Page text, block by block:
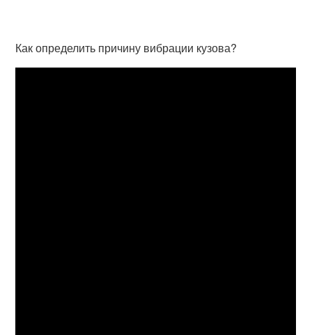
Как определить причину вибрации кузова?